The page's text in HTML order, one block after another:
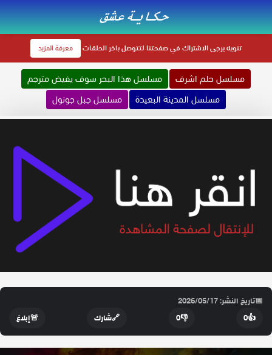
تنويهيرجى الاشتراك في صفحتنا لتتوصل باخر الحلقات معرفة المزيد
مسلسل حلم اشرف
مسلسل هذا البحر سوف يفيض مترجم
مسلسل المدينة البعيدة
مسلسل جبل جونول
📅تاريخ النشر: 2026/05/17
👍
0
👎
0
🔗شارك 🚨إبلاغ